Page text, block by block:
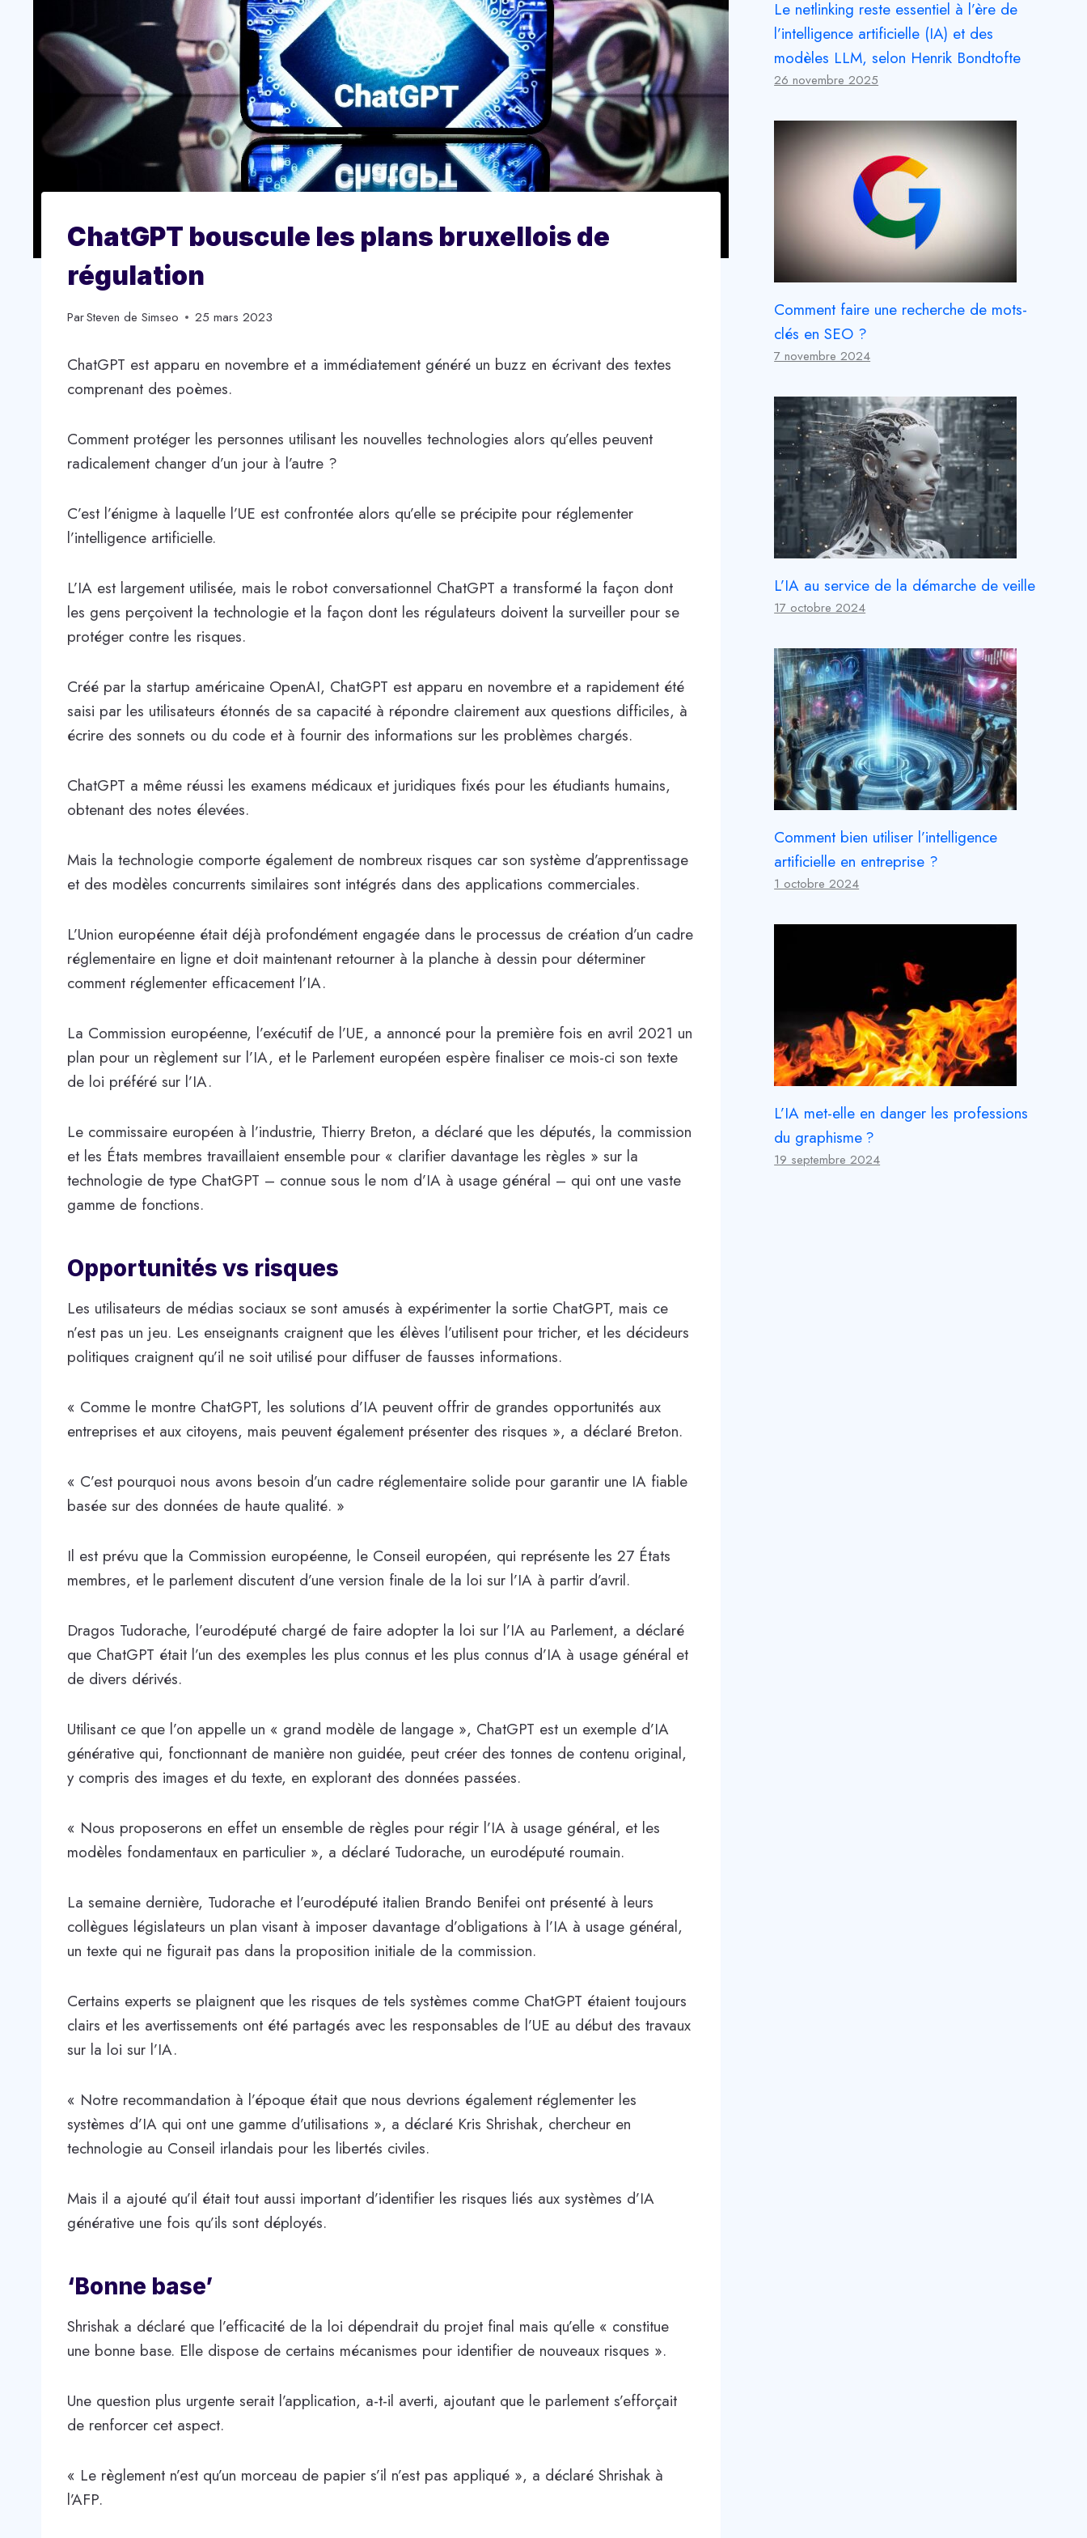
ChatGPT bouscule les plans bruxellois de
régulation
ParSteven de Simseo 25 mars 2023
ChatGPT est apparu en novembre et a immédiatement généré un buzz en écrivant des textes
comprenant des poèmes.
Comment protéger les personnes utilisant les nouvelles technologies alors qu’elles peuvent
radicalement changer d’un jour à l’autre ?
C’est l’énigme à laquelle l’UE est confrontée alors qu’elle se précipite pour réglementer
l’intelligence artificielle.
L’IA est largement utilisée, mais le robot conversationnel ChatGPT a transformé la façon dont
les gens perçoivent la technologie et la façon dont les régulateurs doivent la surveiller pour se
protéger contre les risques.
Créé par la startup américaine OpenAI, ChatGPT est apparu en novembre et a rapidement été
saisi par les utilisateurs étonnés de sa capacité à répondre clairement aux questions difficiles, à
écrire des sonnets ou du code et à fournir des informations sur les problèmes chargés.
ChatGPT a même réussi les examens médicaux et juridiques fixés pour les étudiants humains,
obtenant des notes élevées.
Mais la technologie comporte également de nombreux risques car son système d’apprentissage
et des modèles concurrents similaires sont intégrés dans des applications commerciales.
L’Union européenne était déjà profondément engagée dans le processus de création d’un cadre
réglementaire en ligne et doit maintenant retourner à la planche à dessin pour déterminer
comment réglementer efficacement l’IA.
La Commission européenne, l’exécutif de l’UE, a annoncé pour la première fois en avril 2021 un
plan pour un règlement sur l’IA, et le Parlement européen espère finaliser ce mois-ci son texte
de loi préféré sur l’IA.
Le commissaire européen à l’industrie, Thierry Breton, a déclaré que les députés, la commission
et les États membres travaillaient ensemble pour « clarifier davantage les règles » sur la
technologie de type ChatGPT – connue sous le nom d’IA à usage général – qui ont une vaste
gamme de fonctions.
Opportunités vs risques
Les utilisateurs de médias sociaux se sont amusés à expérimenter la sortie ChatGPT, mais ce
n’est pas un jeu. Les enseignants craignent que les élèves l’utilisent pour tricher, et les décideurs
politiques craignent qu’il ne soit utilisé pour diffuser de fausses informations.
« Comme le montre ChatGPT, les solutions d’IA peuvent offrir de grandes opportunités aux
entreprises et aux citoyens, mais peuvent également présenter des risques », a déclaré Breton.
« C’est pourquoi nous avons besoin d’un cadre réglementaire solide pour garantir une IA fiable
basée sur des données de haute qualité. »
Il est prévu que la Commission européenne, le Conseil européen, qui représente les 27 États
membres, et le parlement discutent d’une version finale de la loi sur l’IA à partir d’avril.
Dragos Tudorache, l’eurodéputé chargé de faire adopter la loi sur l’IA au Parlement, a déclaré
que ChatGPT était l’un des exemples les plus connus et les plus connus d’IA à usage général et
de divers dérivés.
Utilisant ce que l’on appelle un « grand modèle de langage », ChatGPT est un exemple d’IA
générative qui, fonctionnant de manière non guidée, peut créer des tonnes de contenu original,
y compris des images et du texte, en explorant des données passées.
« Nous proposerons en effet un ensemble de règles pour régir l’IA à usage général, et les
modèles fondamentaux en particulier », a déclaré Tudorache, un eurodéputé roumain.
La semaine dernière, Tudorache et l’eurodéputé italien Brando Benifei ont présenté à leurs
collègues législateurs un plan visant à imposer davantage d’obligations à l’IA à usage général,
un texte qui ne figurait pas dans la proposition initiale de la commission.
Certains experts se plaignent que les risques de tels systèmes comme ChatGPT étaient toujours
clairs et les avertissements ont été partagés avec les responsables de l’UE au début des travaux
sur la loi sur l’IA.
« Notre recommandation à l’époque était que nous devrions également réglementer les
systèmes d’IA qui ont une gamme d’utilisations », a déclaré Kris Shrishak, chercheur en
technologie au Conseil irlandais pour les libertés civiles.
Mais il a ajouté qu’il était tout aussi important d’identifier les risques liés aux systèmes d’IA
générative une fois qu’ils sont déployés.
‘Bonne base’
Shrishak a déclaré que l’efficacité de la loi dépendrait du projet final mais qu’elle « constitue
une bonne base. Elle dispose de certains mécanismes pour identifier de nouveaux risques ».
Une question plus urgente serait l’application, a-t-il averti, ajoutant que le parlement s’efforçait
de renforcer cet aspect.
« Le règlement n’est qu’un morceau de papier s’il n’est pas appliqué », a déclaré Shrishak à
l’AFP.
Le netlinking reste essentiel à l’ère de
l’intelligence artificielle (IA) et des
modèles LLM, selon Henrik Bondtofte
26 novembre 2025
Comment faire une recherche de mots-
clés en SEO ?
7 novembre 2024
L’IA au service de la démarche de veille
17 octobre 2024
Comment bien utiliser l’intelligence
artificielle en entreprise ?
1 octobre 2024
L’IA met-elle en danger les professions
du graphisme ?
19 septembre 2024